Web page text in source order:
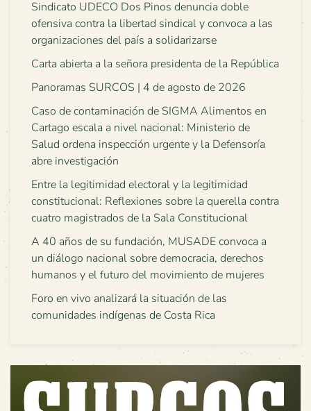
Sindicato UDECO Dos Pinos denuncia doble
ofensiva contra la libertad sindical y convoca a las
organizaciones del país a solidarizarse
Carta abierta a la señora presidenta de la República
Panoramas SURCOS | 4 de agosto de 2026
Caso de contaminación de SIGMA Alimentos en
Cartago escala a nivel nacional: Ministerio de
Salud ordena inspección urgente y la Defensoría
abre investigación
Entre la legitimidad electoral y la legitimidad
constitucional: Reflexiones sobre la querella contra
cuatro magistrados de la Sala Constitucional
A 40 años de su fundación, MUSADE convoca a
un diálogo nacional sobre democracia, derechos
humanos y el futuro del movimiento de mujeres
Foro en vivo analizará la situación de las
comunidades indígenas de Costa Rica